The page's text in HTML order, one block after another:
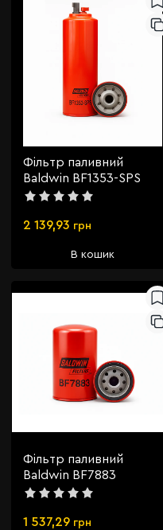
Фільтр паливний
Baldwin BF1353-SPS
2 139,93 грн
В кошик
Фільтр паливний
Baldwin BF7883
1 537,29 грн